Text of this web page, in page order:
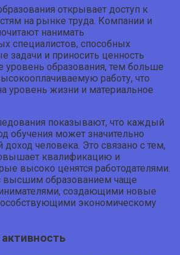
открывает доступ к
на рынке труда. Компании и
нанимать
специалистов, способных
задачи и приносить ценность
образования, тем больше
работу, что
уровень жизни и материальное
показывают, что каждый
обучения может значительно
человека. Это связано с тем,
квалификацию и
высоко ценятся работодателями.
высшим образованием чаще
создающими новые
экономическому